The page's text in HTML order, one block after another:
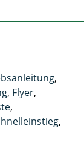
,
, Flyer,
,
,